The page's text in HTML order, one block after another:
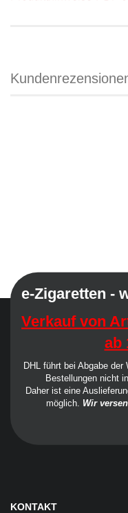
e-Zigaretten -
Verkauf von
ab
DHL führt bei Abgabe
Bestellungen nicht
Daher ist eine
möglich. Wir
KONTAKT